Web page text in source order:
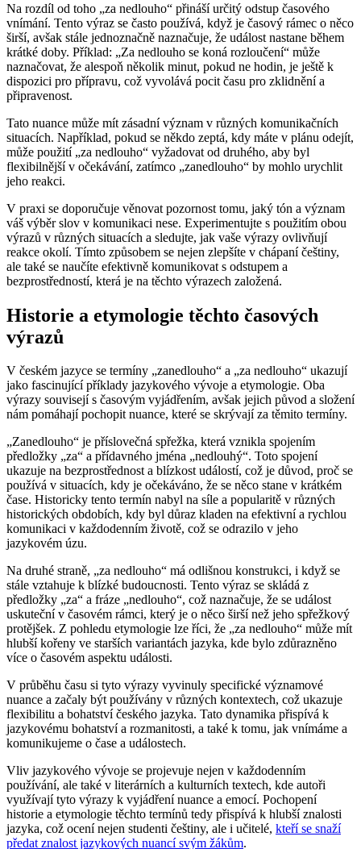
Na rozdíl od toho „za nedlouho“ přináší určitý odstup časového
vnímání. Tento výraz se často používá, když je časový rámec o něco
širší, avšak stále jednoznačně naznačuje, že událost nastane během
krátké doby. Příklad: „Za nedlouho se koná rozloučení“ může
naznačovat, že alespoň několik minut, pokud ne hodin, je ještě k
dispozici pro přípravu, což vyvolává pocit času pro zklidnění a
připravenost.
Tato nuance může mít zásadní význam v různých komunikačních
situacích. Například, pokud se někdo zeptá, kdy máte v plánu odejít,
může použití „za nedlouho“ vyžadovat od druhého, aby byl
flexibilnější v očekávání, zatímco „zanedlouho“ by mohlo urychlit
jeho reakci.
V praxi se doporučuje věnovat pozornost tomu, jaký tón a význam
váš výběr slov v komunikaci nese. Experimentujte s použitím obou
výrazů v různých situacích a sledujte, jak vaše výrazy ovlivňují
reakce okolí. Tímto způsobem se nejen zlepšíte v chápaní češtiny,
ale také se naučíte efektivně komunikovat s odstupem a
bezprostředností, která je na těchto výrazech založená.
Historie a etymologie těchto časových
výrazů
V českém jazyce se termíny „zanedlouho“ a „za nedlouho“ ukazují
jako fascinující příklady jazykového vývoje a etymologie. Oba
výrazy souvisejí s časovým vyjádřením, avšak jejich původ a složení
nám pomáhají pochopit nuance, které se skrývají za těmito termíny.
„Zanedlouho“ je příslovečná spřežka, která vznikla spojením
předložky „za“ a přídavného jména „nedlouhý“. Toto spojení
ukazuje na bezprostřednost a blízkost událostí, což je důvod, proč se
používá v situacích, kdy je očekáváno, že se něco stane v krátkém
čase. Historicky tento termín nabyl na síle a popularitě v různých
historických obdobích, kdy byl důraz kladen na efektivní a rychlou
komunikaci v každodenním životě, což se odrazilo v jeho
jazykovém úzu.
Na druhé straně, „za nedlouho“ má odlišnou konstrukci, i když se
stále vztahuje k blízké budoucnosti. Tento výraz se skládá z
předložky „za“ a fráze „nedlouho“, což naznačuje, že se událost
uskuteční v časovém rámci, který je o něco širší než jeho spřežkový
protějšek. Z pohledu etymologie lze říci, že „za nedlouho“ může mít
hlubší kořeny ve starších variantách jazyka, kde bylo zdůrazněno
více o časovém aspektu události.
V průběhu času si tyto výrazy vyvinuly specifické významové
nuance a začaly být používány v různých kontextech, což ukazuje
flexibilitu a bohatství českého jazyka. Tato dynamika přispívá k
jazykovému bohatství a rozmanitosti, a také k tomu, jak vnímáme a
komunikujeme o čase a událostech.
Vliv jazykového vývoje se projevuje nejen v každodenním
používání, ale také v literárních a kulturních textech, kde autoři
využívají tyto výrazy k vyjádření nuance a emocí. Pochopení
historie a etymologie těchto termínů tedy přispívá k hlubší znalosti
jazyka, což ocení nejen studenti češtiny, ale i učitelé, kteří se snaží
předat znalost jazykových nuancí svým žákům.